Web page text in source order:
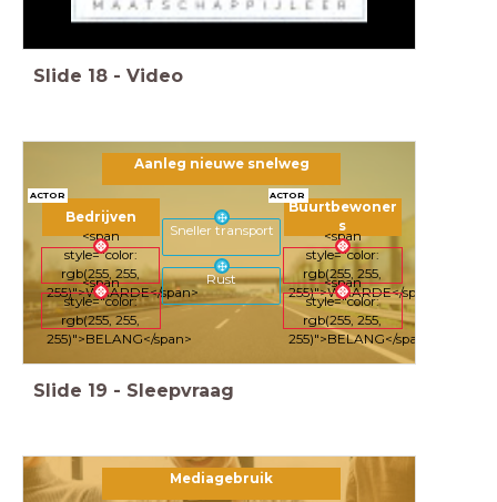
Slide 18 - Video
Aanleg nieuwe snelweg
Bedrijven
Buurtbewoner
s
ACTOR ACTOR
<span
style="color:
rgb(255, 255,
255)">WAARDE</span>
<span
style="color:
rgb(255, 255,
255)">BELANG</span>
<span
style="color:
rgb(255, 255,
255)">WAARDE</span>
<span
style="color:
rgb(255, 255,
255)">BELANG</span>
Sneller transport
Rust
Slide 19 - Sleepvraag
Mediagebruik